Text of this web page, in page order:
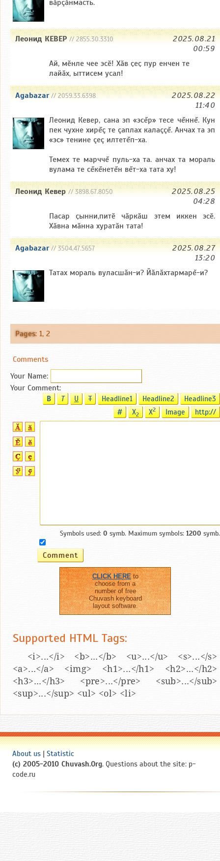
вăрçăнмасть.
Леонид КЕВЕР// 2855.30.3310
2025.08.21
00:59
Ай, мӗнле чее эсӗ! Хӑв ҫеҫ пур енчен те
лайӑх, ыттисем усал!
Agabazar// 2059.33.6398
2025.08.22
11:40
Леонид Кевер, сана эп «эсĕр» тесе чĕннĕ. Кун
пек чухне хирĕç те çаплах калаççĕ. Анчах та эп
«эс» тенине çеç илтетĕп-ха.
Темех те марччĕ пуль-ха та. анчах та мораль
вулама те сĕкĕнетĕн вĕт-ха тата ху!
Леонид Кевер// 3898.67.8050
2025.08.25
04:28
Пасар ҫынни,питӗ чӑркӑш этем иккен эсӗ.
Хӑвна мӑнна хуратӑн тата!
Agabazar// 3504.47.5657
2025.08.27
13:20
Татах мораль вуласшăн-и? Йăлăхтармарĕ-и?
Pages: 1, 2
Comments
Your Name:
Your Comment:
B T U T Headline1 Headline2
Headline3
#
X2 X2 Image http://
Symbols used: 0 symb. Maximum symbols: 1200 symb.
CLICK HEREto
choose from a
number of free
Chuvash keyboard
layout software.
Supported HTML Tags:
<i>...</i> <b>...</b> <u>...</u> <s>...</s>
<a>...</a> <img> <h1>...</h1> <h2>...</h2>
<h3>...</h3> <pre>...</pre> <sub>...</sub>
<sup>...</sup> <ul> <ol> <li>
About us | Statistic
(c) 2005-2010 Chuvash.Org. Questions about the site: p-
code.ru